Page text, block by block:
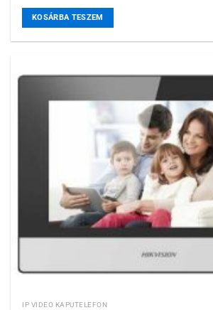
KOSÁRBA TESZEM
IP VIDEO KAPUTELEFON